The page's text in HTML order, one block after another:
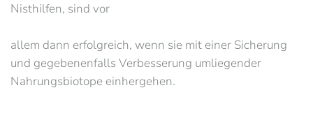
Nisthilfen, sind vor
allem dann erfolgreich, wenn sie mit einer Sicherung
und gegebenenfalls Verbesserung umliegender
Nahrungsbiotope einhergehen.